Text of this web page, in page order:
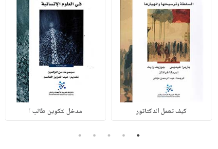
كيف تعمل الدكتاتور مدخل لتكوين طالب ا
1
2
3
4
5